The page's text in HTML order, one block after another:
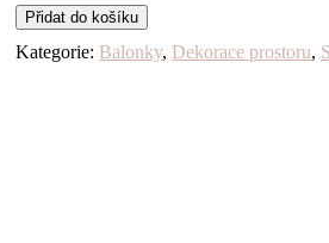
Přidat do košíku
Kategorie: Balonky, Dekorace prostoru,